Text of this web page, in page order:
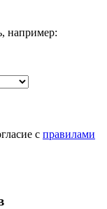
например:
с правилами